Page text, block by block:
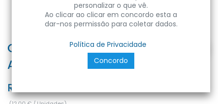
COVER NERA 2m x PROFILO IN
ALLUMINIO KPRI-2508N
Ref:
personalizar o que vê.
Ao clicar ao clicar em concordo esta a
dar-nos permissão para coletar dados.
Política de Privacidade
Concordo